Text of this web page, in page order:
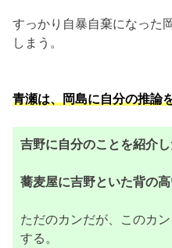
すっかり自暴自棄になった
しまう。
青瀬は、岡島に自分の推論
吉野に自分のことを紹介し
蕎麦屋に吉野といた背の高
ただのカンだが、このカ
する。